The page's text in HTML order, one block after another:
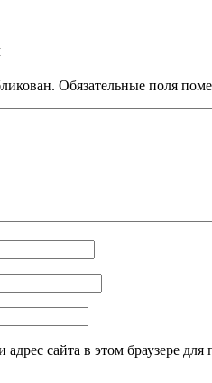
Обязательные поля
сайта в этом браузере